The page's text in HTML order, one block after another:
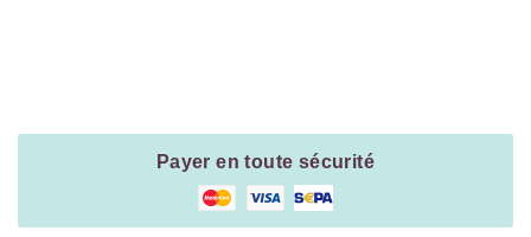
Payer en toute sécurité